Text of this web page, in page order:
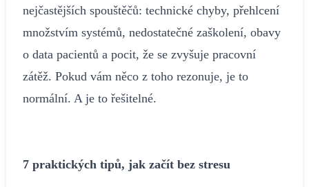
nejčastějších spouštěčů: technické chyby, přehlcení
množstvím systémů, nedostatečné zaškolení, obavy
o data pacientů a pocit, že se zvyšuje pracovní
zátěž. Pokud vám něco z toho rezonuje, je to
normální. A je to řešitelné.
7 praktických tipů, jak začít bez stresu